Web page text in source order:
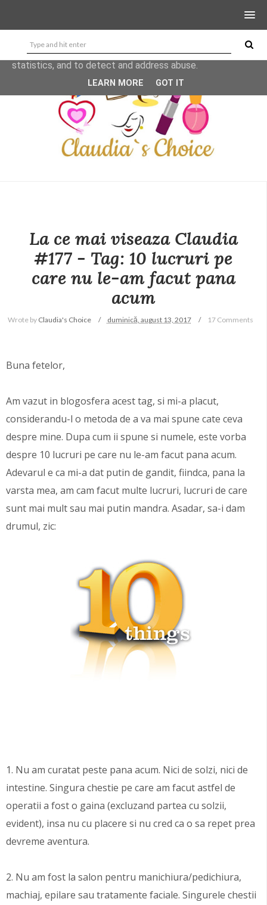
La ce mai viseaza Claudia
#177 - Tag: 10 lucruri pe
care nu le-am facut pana
acum
Wrote by Claudia's Choice duminică, august 13, 2017 17 Comments
Buna fetelor,
Am vazut in blogosfera acest tag, si mi-a placut,
considerandu-l o metoda de a va mai spune cate ceva
despre mine. Dupa cum ii spune si numele, este vorba
despre 10 lucruri pe care nu le-am facut pana acum.
Adevarul e ca mi-a dat putin de gandit, fiindca, pana la
varsta mea, am cam facut multe lucruri, lucruri de care
sunt mai mult sau mai putin mandra. Asadar, sa-i dam
drumul, zic:
1. Nu am curatat peste pana acum. Nici de solzi, nici de
intestine. Singura chestie pe care am facut astfel de
operatii a fost o gaina (excluzand partea cu solzii,
evident), insa nu cu placere si nu cred ca o sa repet prea
devreme aventura.
2. Nu am fost la salon pentru manichiura/pedichiura,
machiaj, epilare sau tratamente faciale. Singurele chestii
This site uses cookies from Google to deliver its services
and to analyze traffic. Your IP address and user-agent are
shared with Google along with performance and security
metrics to ensure quality of service, generate usage
statistics, and to detect and address abuse.
LEARN MORE GOT IT